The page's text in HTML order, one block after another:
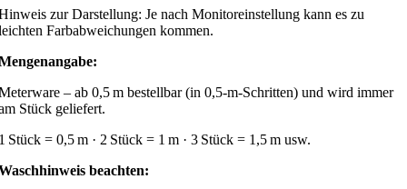
zur Darstellung: Je nach Monitoreinstellung kann es zu
Farbabweichungen kommen.
– ab 0,5 m bestellbar (in 0,5‑m‑Schritten) und wird immer
Stück geliefert.
Stück = 0,5 m · 2 Stück = 1 m · 3 Stück = 1,5 m usw.
beachten: